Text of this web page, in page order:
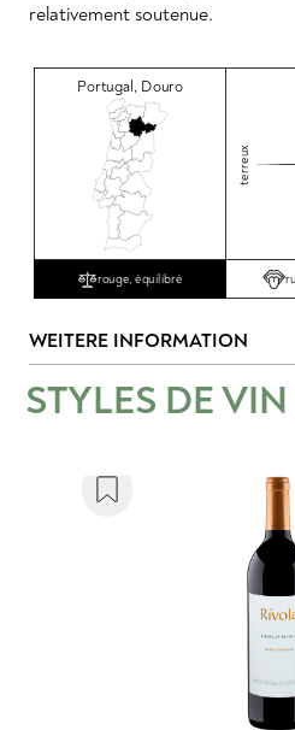
relativement soutenue.
Portugal , Douro
terreux
rouge, équilibré
WEITERE INFORMATION
STYLES DE